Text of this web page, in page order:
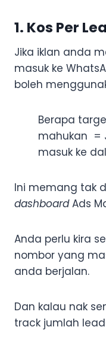
1. Kos Per
Jika iklan anda
masuk ke
boleh
Berapa
mahukan =
masuk ke
Ini memang tak
dashboardAds
Anda perlu kira
nombor yang
anda berjalan.
Dan kalau nak
track jumlah